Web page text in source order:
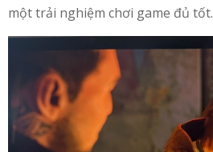
một trải nghiệm chơi game đủ tốt.